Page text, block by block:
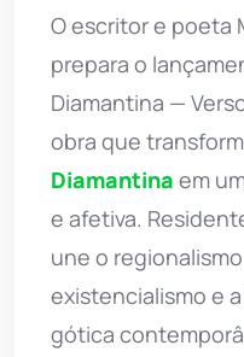
O escritor e poeta
prepara o
Diamantina —
obra que
Diamantina em
e afetiva.
une o
existencialismo e
gótica